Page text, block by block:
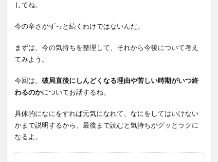
してね。
今の辛さがずっと続くわけではないんだ。
まずは、今の気持ちを整理して、それから今後について考え
てみよう。
今回は、 破局直後にしんどくなる理由や苦しい時期がいつ終
わるのかについてお話するね。
具体的になにをすれば元気になれて、なにをしてはいけない
かまで説明するから、最後まで読むと気持ちがグッとラクに
なるよ。